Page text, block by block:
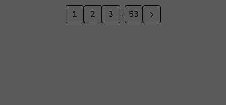
1 2 3 ... 53